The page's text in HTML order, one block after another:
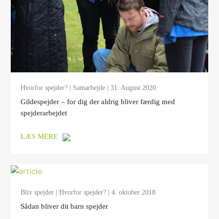
Hvorfor spejder? Samarbejde | 31. August 2020
Gildespejder – for dig der aldrig bliver færdig med
spejderarbejdet
LÆS MERE
Bliv spejder |Hvorfor spejder? | 4. oktober 2018
Sådan bliver dit barn spejder